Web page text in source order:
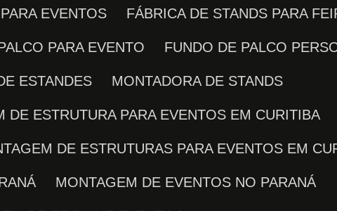
EVENTOS FÁBRICA DE STANDS PARA
PARA EVENTO FUNDO DE PALCO
ESTANDES MONTADORA DE STANDS
DE ESTRUTURA PARA EVENTOS EM CURITIBA
DE ESTRUTURAS PARA EVENTOS EM
MONTAGEM DE EVENTOS NO PARANÁ